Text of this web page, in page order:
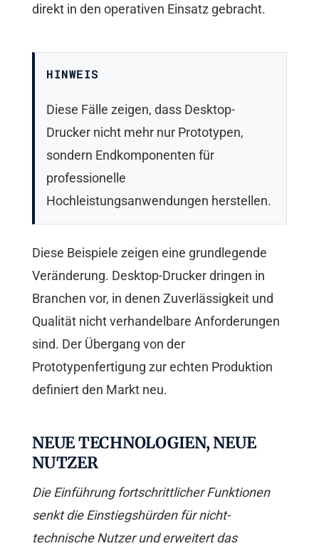
direkt in den operativen Einsatz gebracht.
HINWEIS
Diese Fälle zeigen, dass Desktop-
Drucker nicht mehr nur Prototypen,
sondern Endkomponenten für
professionelle
Hochleistungsanwendungen herstellen.
Diese Beispiele zeigen eine grundlegende
Veränderung. Desktop-Drucker dringen in
Branchen vor, in denen Zuverlässigkeit und
Qualität nicht verhandelbare Anforderungen
sind. Der Übergang von der
Prototypenfertigung zur echten Produktion
definiert den Markt neu.
NEUE TECHNOLOGIEN, NEUE
NUTZER
Die Einführung fortschrittlicher Funktionen
senkt die Einstiegshürden für nicht-
technische Nutzer und erweitert das